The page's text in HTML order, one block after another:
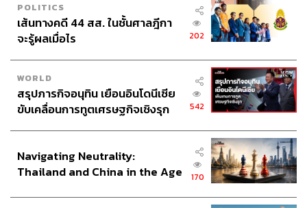
POLITICS
เส้นทางคดี 44 สส. ในชั้นศาลฎีกา
จะรู้ผลเมื่อไร
202
WORLD
สรุปภารกิจอนุทิน เยือนอินโดนีเซีย
ขับเคลื่อนการทูตเศรษฐกิจเชิงรุก
542
Navigating Neutrality:
Thailand and China in the Age
170